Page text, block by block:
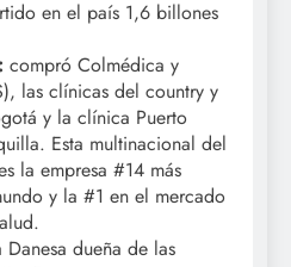
en el país 1,6 billones
compró Colmédica y
las clínicas del country y
y la clínica Puerto
Esta multinacional del
la empresa #14 más
y la #1 en el mercado
Danesa dueña de las